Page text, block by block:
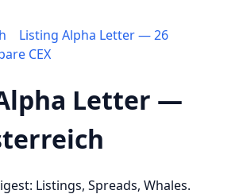
Listing Alpha Letter — 26
CEX
Letter —
Listings, Spreads, Whales.